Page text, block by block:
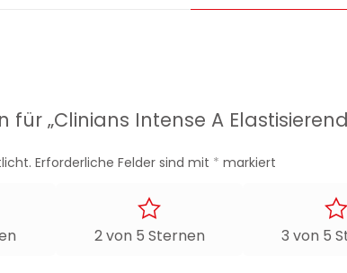
für „Clinians Intense A
Erforderliche Felder sind mit * markiert
2 von 5 Sternen 3 von 5